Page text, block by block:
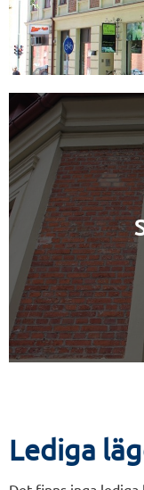
Lediga